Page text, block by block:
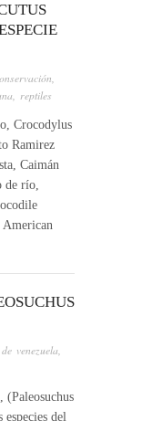
,
, reptiles
Crocodylus
Ramirez
Caimán
de río,
venezuela
del